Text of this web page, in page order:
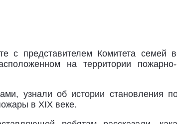
с представителем Комитета семей
на территории
узнали об истории становления
в XIX веке.